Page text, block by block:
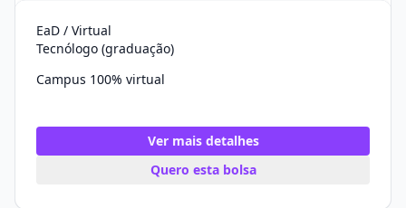
EaD / Virtual
Tecnólogo (graduação)
Campus 100% virtual
Ver mais detalhes
Quero esta bolsa